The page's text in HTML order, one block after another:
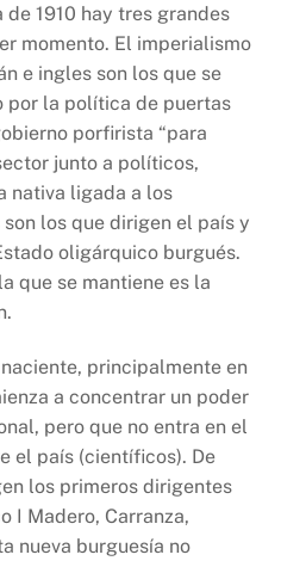
1910 hay tres grandes
momento. El imperialismo
e ingles son los que se
por la política de puertas
porfirista “para
junto a políticos,
nativa ligada a los
los que dirigen el país y
oligárquico burgués.
que se mantiene es la
principalmente en
a concentrar un poder
pero que no entra en el
el país (científicos). De
los primeros dirigentes
I Madero, Carranza,
nueva burguesía no